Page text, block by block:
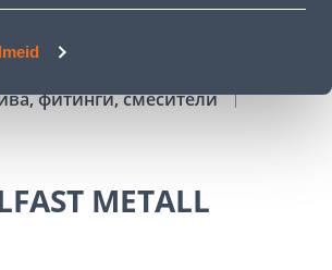
фитинги, смесители
METALL